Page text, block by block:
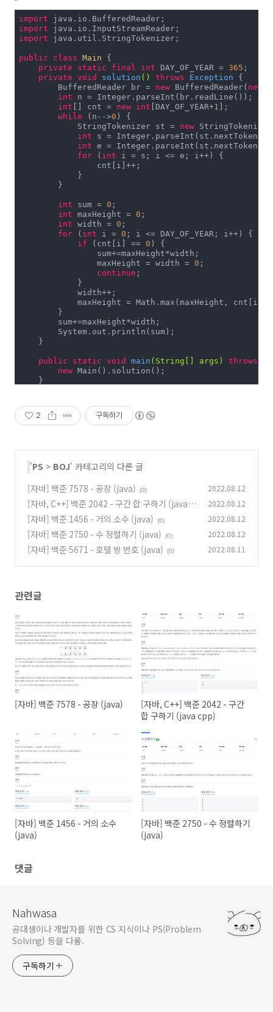
import
import
import java.util.StringTokenizer;
public class Main
{
private
static final int DAY_OF_YEAR = 365 ;
private void solution () throws Exception {
        BufferedReader br =
new BufferedReader( new
int n = Integer.parseInt(br.readLine());
int [] cnt = new int [DAY_OF_YEAR+1 ];
while (n-->0 ) {
            StringTokenizer st =
new
int s =
int e =
for ( int i = s; i <= e; i++) {
                cnt[i]++;
            }
        }
int sum = 0 ;
int maxHeight = 0 ;
int width = 0 ;
for ( int i = 0 ; i <= DAY_OF_YEAR; i++) {
if (cnt[i] == 0 ) {
                sum+=maxHeight*width;
                maxHeight = width =
0 ;
continue ;
            }
            width++;
            maxHeight = Math.max(maxHeight, cnt[i]);
        }
        sum+=maxHeight*width;
        System.out.println(sum);
    }
public static void main (String[] args) throws
new Main().solution();
    }
2 구독하기
'PS > BOJ' 카테고리의 다른 글
[자바] 백준 7578 - 공장 (java)
(0) 2022.08.12
[자바, C++] 백준 2042 - 구간 합 구하기 (java c
pp) (0)
2022.08.12
[자바] 백준 1456 - 거의 소수 (java) (0) 2022.08.12
[자바] 백준 2750 - 수 정렬하기 (java) (0) 2022.08.12
[자바] 백준 5671 - 호텔 방 번호 (java) (0) 2022.08.11
관련글
[자바] 백준 7578 - 공장 (java)
[자바, C++] 백준 2042 - 구간
합 구하기 (java cpp)
[자바] 백준 1456 - 거의 소수
(java)
[자바] 백준 2750 - 수 정렬하기
(java)
댓글
Nahwasa
공대생이나 개발자를 위한 CS 지식이나 PS(Problem
Solving) 등을 다룸.
구독하기